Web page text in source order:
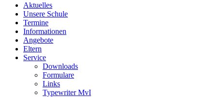
Aktuelles
Unsere Schule
Termine
Informationen
Angebote
Eltern
Service
Downloads
Formulare
Links
Typewriter MvI